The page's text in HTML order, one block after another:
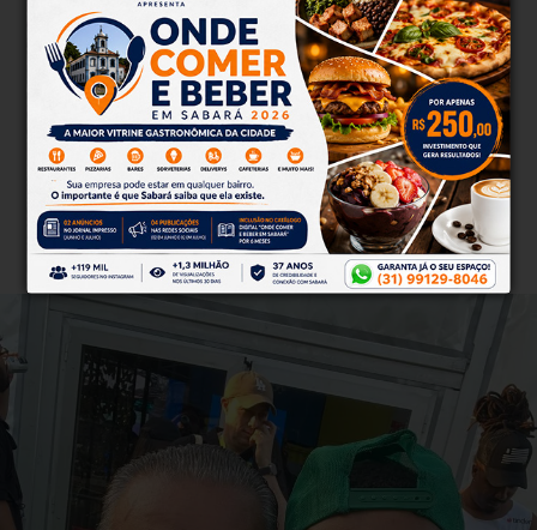
da Torcida Brazuca é um exemplo de que, com
determinação e apoio, é possível transformar sonhos
em realidade, inspirando futuras gerações a lutar por
um futuro melhor.
Clique aqui e faça parte do nosso grupo no
WhatsApp